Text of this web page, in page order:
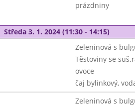
prázdniny
Středa 3. 1. 2024 (11:30 - 14:15)
Zeleninová s
Těstoviny se
ovoce
čaj bylinkový,
Zeleninová s